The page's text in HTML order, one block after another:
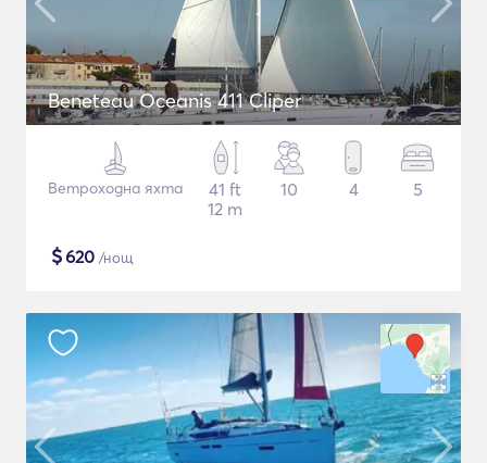
Beneteau Oceanis 411 Cliper
Ветроходна яхта
41 ft
12 m
10 4 5
$620 /нощ